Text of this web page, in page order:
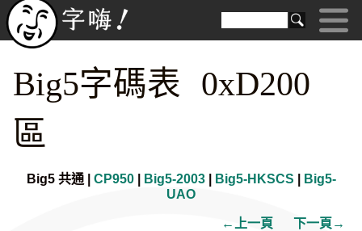
Big5字碼表 0xD200
區
Big5 共通 | CP950| Big5-2003| Big5-HKSCS
Big5-
UAO
←上一頁
下一頁→